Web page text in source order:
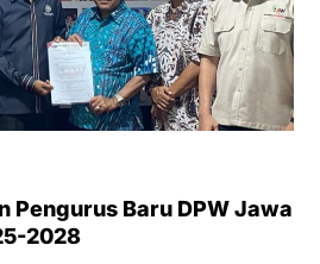
Pengurus Baru DPW Jawa
2028